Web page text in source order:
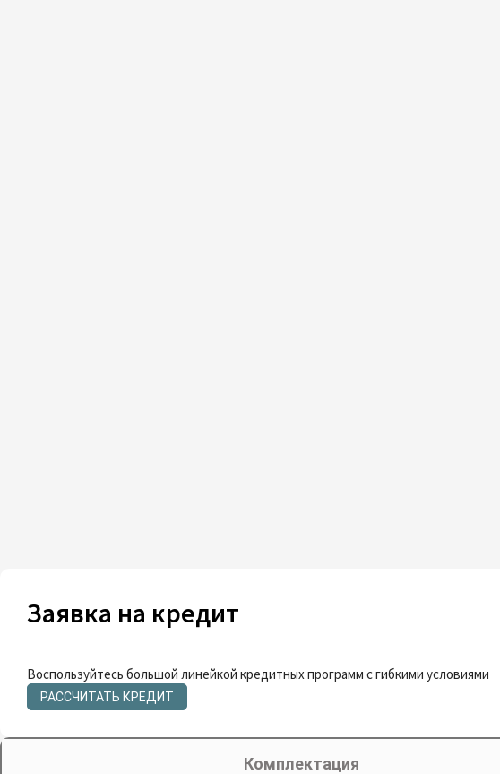
Заявка на кредит
Воспользуйтесь большой линейкой кредитных программ с гибкими условиями
РАССЧИТАТЬ КРЕДИТ
Комплектация